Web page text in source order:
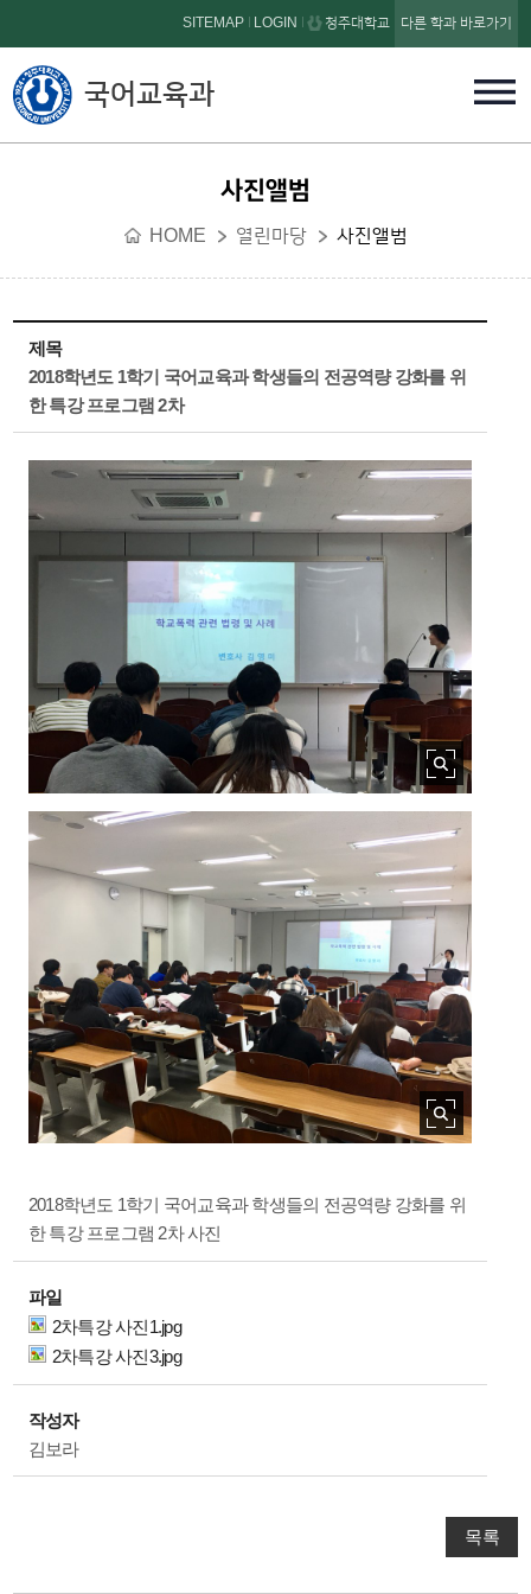
본문 바로가기
국어교육과
SITEMAP LOGIN 청주대학교 다른 학과 바로가기
사진앨범
HOME 열린마당 사진앨범
제목
2018학년도 1학기 국어교육과 학생들의 전공역량 강화를 위
한 특강 프로그램 2차
2018학년도 1학기 국어교육과 학생들의 전공역량 강화를 위
한 특강 프로그램 2차 사진
파일
2차특강 사진1.jpg
2차특강 사진3.jpg
작성자
김보라
목록